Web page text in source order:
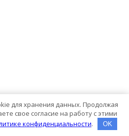
для хранения данных. Продолжая
свое согласие на работу с этими
конфиденциальности. OK